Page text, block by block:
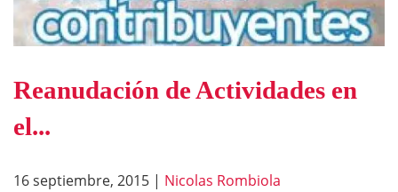
Reanudación de Actividades en
el...
16 septiembre, 2015 | Nicolas Rombiola